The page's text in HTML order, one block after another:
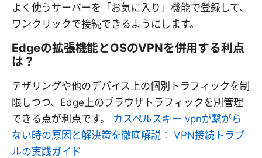
よく使うサーバーを「お気に入り」機能で登録して、
ワンクリックで接続できるようにします。
Edgeの拡張機能とOSのVPNを併用する利点
は？
テザリングや他のデバイス上の個別トラフィックを制
限しつつ、Edge上のブラウザトラフィックを別管理
できる点が利点です。 カスペルスキー vpnが繋がら
ない時の原因と解決策を徹底解説： VPN接続トラブ
ルの実践ガイド